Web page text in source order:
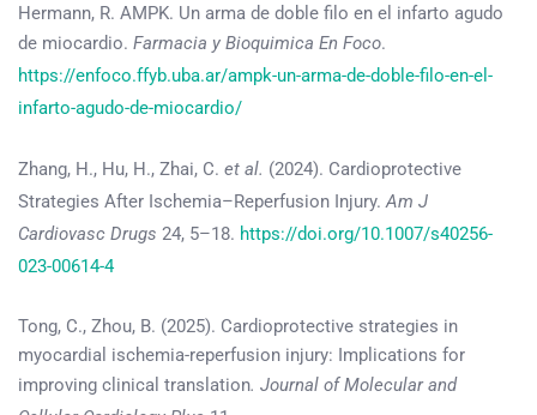
Hermann, R. AMPK. Un arma de doble filo en el infarto agudo
de miocardio. Farmacia y Bioquimica En Foco.
https://enfoco.ffyb.uba.ar/ampk-un-arma-de-doble-filo-en-el-
infarto-agudo-de-miocardio/
Zhang, H., Hu, H., Zhai, C. et al. (2024). Cardioprotective
Strategies After Ischemia–Reperfusion Injury.Am J
Cardiovasc Drugs 24, 5–18. https://doi.org/10.1007/s40256-
023-00614-4
Tong, C., Zhou, B. (2025). Cardioprotective strategies in
myocardial ischemia-reperfusion injury: Implications for
improving clinical translation. Journal of Molecular and